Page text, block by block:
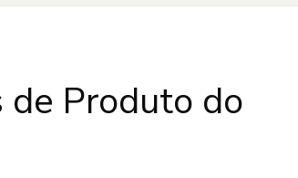
Produto do